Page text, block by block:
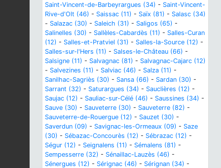
Saint-Vincent-de-Barbeyrargues (34) - Saint-Vincent-
Rive-d'Olt (46) - Saissac (11) - Saïx (81) - Salasc (34)
- Salazac (30) - Saleich (31) - Saligos (65) -
Salinelles (30) - Sallèles-Cabardès (11) - Salles-Curan
(12) - Salles-et-Pratviel (31) - Salles-la-Source (12) -
Salles-sur-l'Hers (11) - Salses-le-Château (66) -
Salsigne (11) - Salvagnac (81) - Salvagnac-Cajarc (12)
- Salvezines (11) - Salviac (46) - Salza (11) -
Sanilhac-Sagriès (30) - Sansa (66) - Sardan (30) -
Sarrant (32) - Saturargues (34) - Sauclières (12) -
Saujac (12) - Sauliac-sur-Célé (46) - Saussines (34) -
Sauve (30) - Sauveterre (30) - Sauveterre (82) -
Sauveterre-de-Rouergue (12) - Sauzet (30) -
Saverdun (09) - Savignac-les-Ormeaux (09) - Saze
(30) - Sébazac-Concourès (12) - Sébrazac (12) -
Ségur (12) - Seignalens (11) - Sémalens (81) -
Sempesserre (32) - Sénaillac-Lauzès (46) -
Sénergues (12) - Sérignac (46) - Sérignan (34) -